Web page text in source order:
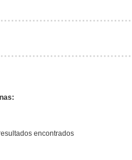
encontrados